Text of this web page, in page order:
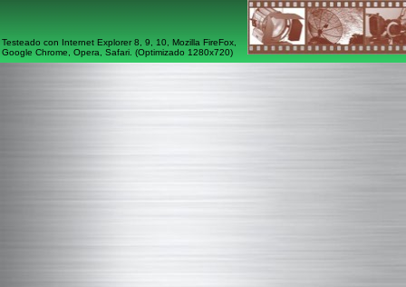
Testeado con Internet Explorer 8, 9, 10, Mozilla FireFox,
Google Chrome, Opera, Safari. (Optimizado 1280x720)